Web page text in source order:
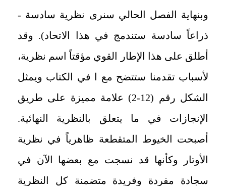
وبنهاية الفصل الحالي سنرى نظرية سادسة -
ذراعاً سادسة ستندمج في هذا الاتحاد). وقد
أطلق على هذا الإطار القوي مؤقتاً اسم نظرية،
لأسباب تقدمنا ستتضح مع ا في الكتاب ويمثل
الشكل رقم (12-2) علامة مميزة على طريق
الإنجازات في ما يتعلق بالنظرية النهائية.
أصبحت الخيوط المتقطعة ظاهرياً في نظرية
الأوتار وكأنها قد نسجت مع بعضها الآن في
سجادة مفردة وفريدة متضمنة كل النظرية